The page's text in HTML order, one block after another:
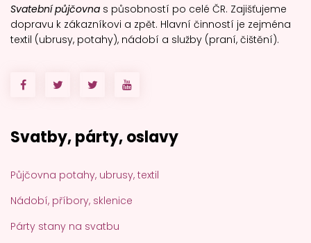
Svatební půjčovna s působností po celé ČR. Zajišťujeme
dopravu k zákazníkovi a zpět. Hlavní činností je zejména
textil (ubrusy, potahy), nádobí a služby (praní, čištění).
Svatby, párty, oslavy
Půjčovna potahy, ubrusy, textil
Nádobí, příbory, sklenice
Párty stany na svatbu